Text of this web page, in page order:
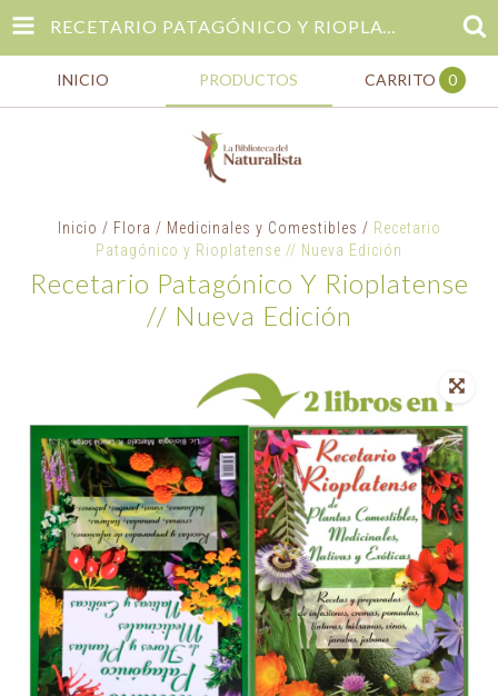
RECETARIO PATAGÓNICO Y RIOPLATENSE // NUEVA EDICIÓN
INICIO PRODUCTOS CARRITO 0
Inicio / Flora / Medicinales y Comestibles / Recetario
Patagónico y Rioplatense // Nueva Edición
Recetario Patagónico Y Rioplatense
// Nueva Edición